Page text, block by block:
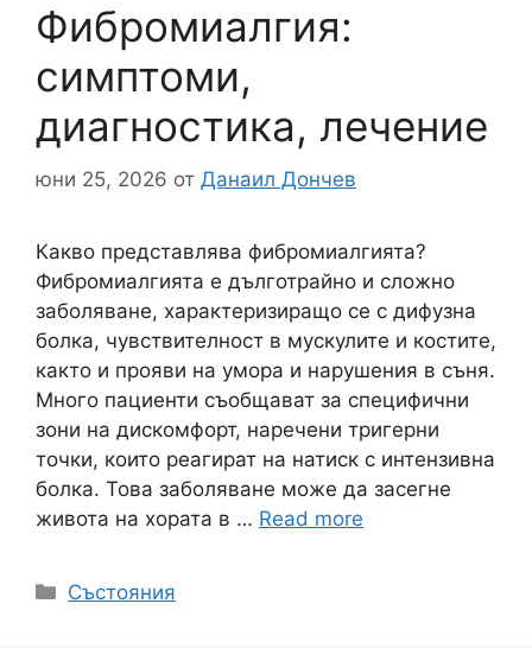
Фибромиалгия:
симптоми,
диагностика, лечение
юни 25, 2026 от Данаил Дончев
Какво представлява фибромиалгията?
Фибромиалгията е дълготрайно и сложно
заболяване, характеризиращо се с дифузна
болка, чувствителност в мускулите и костите,
както и прояви на умора и нарушения в съня.
Много пациенти съобщават за специфични
зони на дискомфорт, наречени тригерни
точки, които реагират на натиск с интензивна
болка. Това заболяване може да засегне
живота на хората в … Read more
Категории
Състояния